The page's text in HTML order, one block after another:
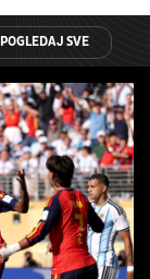
POGLEDAJ SVE